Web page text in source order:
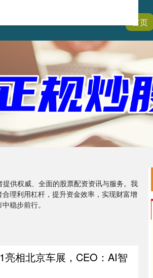
首页
供权威、全面的股票配资资讯与服务。我
理利用杠杆，提升资金效率，实现财富增
稳步前行。
相北京车展，CEO：AI智